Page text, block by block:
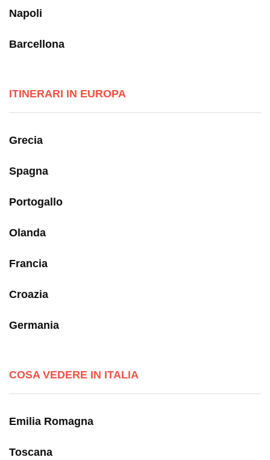
Napoli
Barcellona
ITINERARI IN EUROPA
Grecia
Spagna
Portogallo
Olanda
Francia
Croazia
Germania
COSA VEDERE IN ITALIA
Emilia Romagna
Toscana